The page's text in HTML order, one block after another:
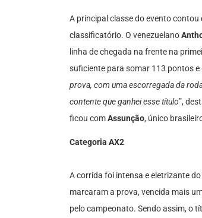
A principal classe do evento
classificatório. O venezuelano
linha de chegada na frente na
suficiente para somar 113 pontos e
prova, com uma escorregada da
contente que ganhei esse título”,
ficou comAssunção, único
Categoria AX2
A corrida foi intensa e eletrizante
marcaram a prova, vencida mais
pelo campeonato. Sendo assim, o